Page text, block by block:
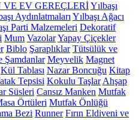
EV GEREÇLERİYılbaşı
Aydınlatmaları Yılbaşı Ağacı
Parti Malzemeleri Dekoratif
Mum VazolarYapay Çiçekler
Biblo Şaraplıklar Tütsülük ve
Şamdanlar Meyvelik Magnet
Kül Tablası Nazar Boncuğu Kitap
Tepsisi Kokulu Taşlar Ahşap
Süsleri Cansız Manken Mutfak
Örtüleri Mutfak Önlüğü
Bezi Runner Fırın Eldiveni ve